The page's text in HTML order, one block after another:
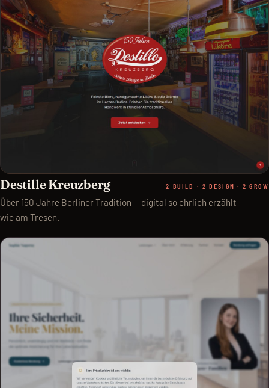
Destille Kreuzberg 2 BUILD · 2 DESIGN · 2 GROW
Über 150 Jahre Berliner Tradition — digital so ehrlich erzählt
wie am Tresen.